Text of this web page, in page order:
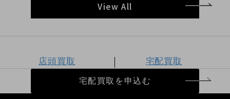
View All
店頭買取 宅配買取
宅配買取を申込む